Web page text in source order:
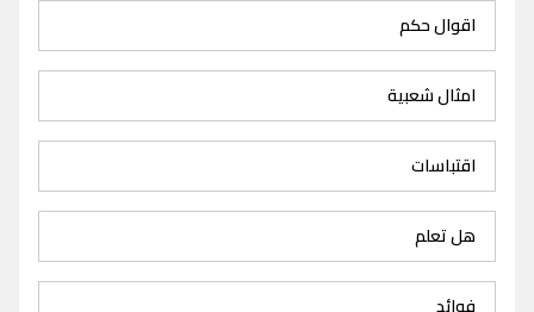
اقوال حكم
امثال شعبية
اقتباسات
هل تعلم